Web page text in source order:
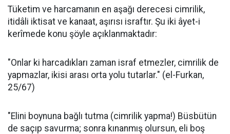
Tüketim ve harcamanın en aşağı derecesi cimrilik,
itidâli iktisat ve kanaat, aşırısı israftır. Şu iki âyet-i
kerîmede konu şöyle açıklanmaktadır:
"Onlar ki harcadıkları zaman israf etmezler, cimrilik de
yapmazlar, ikisi arası orta yolu tutarlar." (el-Furkan,
25/67)
"Elini boynuna bağlı tutma (cimrilik yapma!) Büsbütün
de saçıp savurma; sonra kınanmış olursun, eli boş